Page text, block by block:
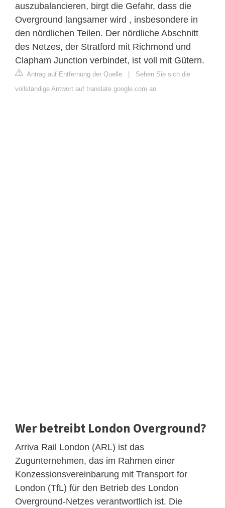
auszubalancieren, birgt die Gefahr, dass die
Overground langsamer wird , insbesondere in
den nördlichen Teilen. Der nördliche Abschnitt
des Netzes, der Stratford mit Richmond und
Clapham Junction verbindet, ist voll mit Gütern.
Antrag auf Entfernung der Quelle | Sehen Sie sich die
vollständige Antwort auf translate.google.com an
Wer betreibt London Overground?
Arriva Rail London (ARL) ist das
Zugunternehmen, das im Rahmen einer
Konzessionsvereinbarung mit Transport for
London (TfL) für den Betrieb des London
Overground-Netzes verantwortlich ist. Die